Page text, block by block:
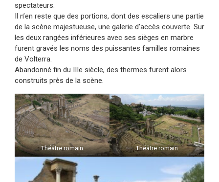
spectateurs.
Il n’en reste que des portions, dont des escaliers une partie
de la scène majestueuse, une galerie d’accès couverte. Sur
les deux rangées inférieures avec ses sièges en marbre
furent gravés les noms des puissantes familles romaines
de Volterra.
Abandonné fin du IIIe siècle, des thermes furent alors
construits près de la scène.
Théâtre romain Théâtre romain